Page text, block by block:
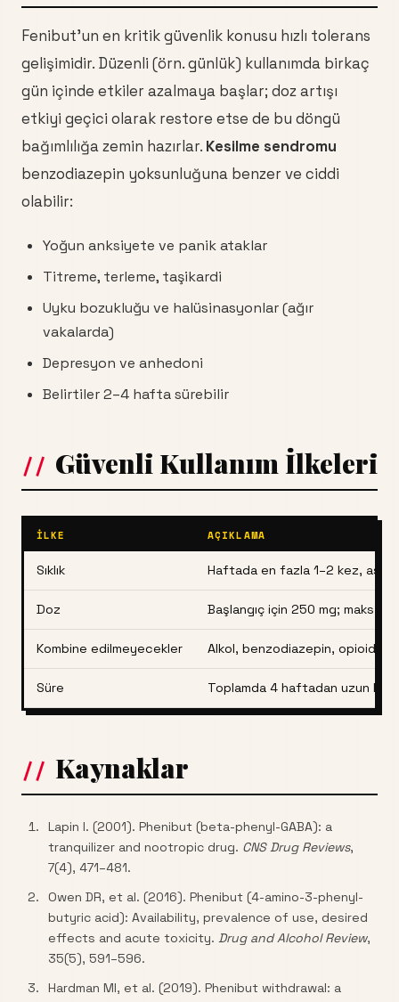
Fenibut'un en kritik güvenlik konusu hızlı tolerans
gelişimidir. Düzenli (örn. günlük) kullanımda birkaç
gün içinde etkiler azalmaya başlar; doz artışı
etkiyi geçici olarak restore etse de bu döngü
bağımlılığa zemin hazırlar. Kesilme sendromu
benzodiazepin yoksunluğuna benzer ve ciddi
olabilir:
Yoğun anksiyete ve panik ataklar
Titreme, terleme, taşikardi
Uyku bozukluğu ve halüsinasyonlar (ağır
vakalarda)
Depresyon ve anhedoni
Belirtiler 2–4 hafta sürebilir
Güvenli Kullanım İlkeleri
İLKE AÇIKLAMA
Sıklık Haftada en fazla 1–2 kez, asla
Doz Başlangıç için 250 mg; maks.
Kombine edilmeyecekler Alkol, benzodiazepin, opioid,
Süre Toplamda 4 haftadan uzun
Kaynaklar
Lapin I. (2001). Phenibut (beta-phenyl-GABA): a
tranquilizer and nootropic drug. CNS Drug Reviews,
7(4), 471–481.
Owen DR, et al. (2016). Phenibut (4-amino-3-phenyl-
butyric acid): Availability, prevalence of use, desired
effects and acute toxicity. Drug and Alcohol Review,
35(5), 591–596.
Hardman MI, et al. (2019). Phenibut withdrawal: a